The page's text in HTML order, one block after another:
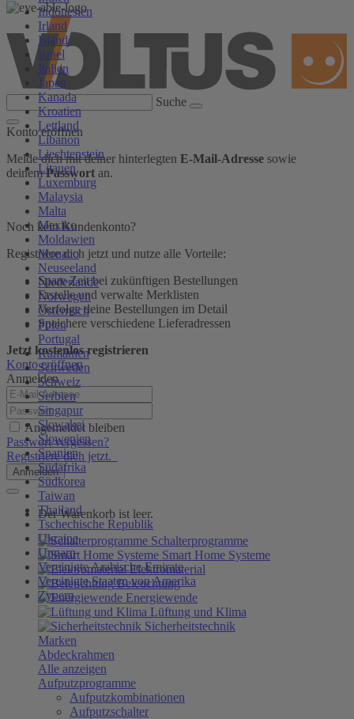
Indonesien
Irland
Island
Israel
Italien
Japan
Kanada
Kroatien
Lettland
Libanon
Liechtenstein
Litauen
Luxemburg
Malaysia
Malta
Mexiko
Moldawien
Monaco
Neuseeland
Niederlande
Norwegen
Österreich
Polen
Portugal
Rumänien
Schweden
Schweiz
Serbien
Singapur
Slowakei
Slowenien
Spanien
Südafrika
Südkorea
Taiwan
Thailand
Tschechische Republik
Ukraine
Ungarn
Vereinigte Arabische Emirate
Vereinigte Staaten von Amerika
Zypern
Suche
Konto eröffnen
Melde dich mit deiner hinterlegten E-Mail-Adresse sowie
deinemPasswort an.
Noch kein Kundenkonto?
Registriere dich jetzt und nutze alle Vorteile:
Spare Zeit bei zukünftigen Bestellungen
Erstelle und verwalte Merklisten
Verfolge deine Bestellungen im Detail
Speichere verschiedene Lieferadressen
Jetzt kostenlos registrieren
Konto eröffnen
Anmelden
Angemeldet bleiben
Passwort vergessen?
Registriere dich jetzt.
Anmelden
Der Warenkorb ist leer.
Schalterprogramme
Smart Home Systeme
Elektromaterial
Beleuchtung
Energiewende
Lüftung und Klima
Sicherheitstechnik
Marken
Abdeckrahmen
Alle anzeigen
Aufputzprogramme
Aufputzkombinationen
Aufputzschalter